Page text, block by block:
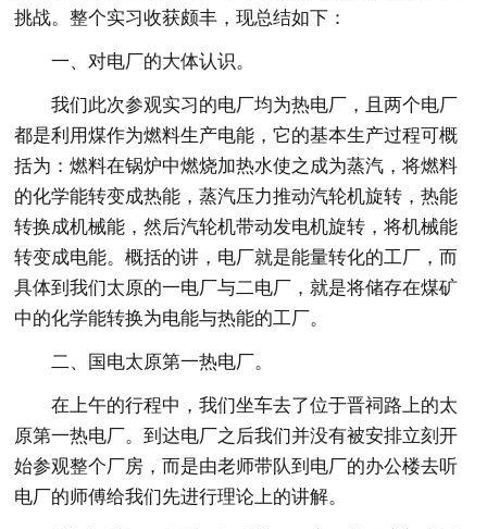
挑战。整个实习收获颇丰，现总结如下：
一、对电厂的大体认识。
我们此次参观实习的电厂均为热电厂，且两个电厂
都是利用煤作为燃料生产电能，它的基本生产过程可概
括为：燃料在锅炉中燃烧加热水使之成为蒸汽，将燃料
的化学能转变成热能，蒸汽压力推动汽轮机旋转，热能
转换成机械能，然后汽轮机带动发电机旋转，将机械能
转变成电能。概括的讲，电厂就是能量转化的工厂，而
具体到我们太原的一电厂与二电厂，就是将储存在煤矿
中的化学能转换为电能与热能的工厂。
二、国电太原第一热电厂。
在上午的行程中，我们坐车去了位于晋祠路上的太
原第一热电厂。到达电厂之后我们并没有被安排立刻开
始参观整个厂房，而是由老师带队到电厂的办公楼去听
电厂的师傅给我们先进行理论上的讲解。